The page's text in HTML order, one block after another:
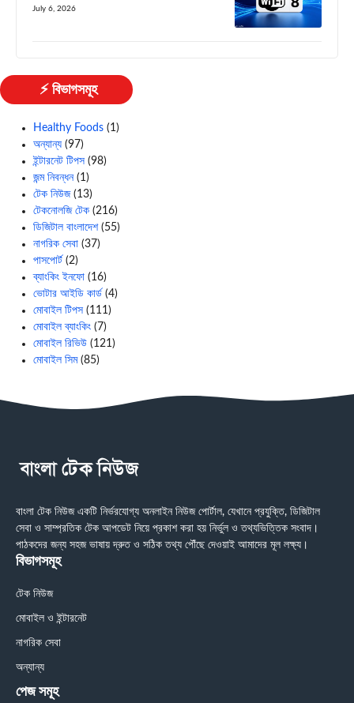
July 6, 2026
⚡ বিভাগসমূহ
Healthy Foods (1)
অন্যান্য (97)
ইন্টারনেট টিপস (98)
জন্ম নিবন্ধন(1)
টেক নিউজ(13)
টেকনোলজি টেক (216)
ডিজিটাল বাংলাদেশ(55)
নাগরিক সেবা (37)
পাসপোর্ট (2)
ব্যাংকিং ইনফো (16)
ভোটার আইডি কার্ড (4)
মোবাইল টিপস (111)
মোবাইল ব্যাংকিং (7)
মোবাইল রিভিউ (121)
মোবাইল সিম(85)
বাংলা টেক নিউজ একটি নির্ভরযোগ্য অনলাইন নিউজ পোর্টাল, যেখানে প্রযুক্তি, ডিজিটাল
সেবা ও সাম্প্রতিক টেক আপডেট নিয়ে প্রকাশ করা হয় নির্ভুল ও তথ্যভিত্তিক সংবাদ।
পাঠকদের জন্য সহজ ভাষায় দ্রুত ও সঠিক তথ্য পৌঁছে দেওয়াই আমাদের মূল লক্ষ্য।
বিভাগসমূহ
টেক নিউজ
মোবাইল ও ইন্টারনেট
নাগরিক সেবা
অন্যান্য
পেজ সমূহ